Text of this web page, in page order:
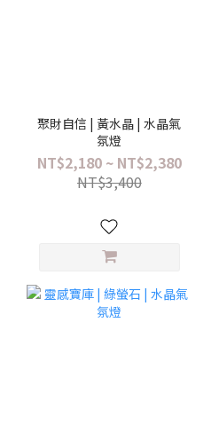
聚財自信 | 黃水晶 | 水晶氣
氛燈
NT$2,180 ~ NT$2,380
NT$3,400